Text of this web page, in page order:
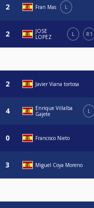
Fran Mas L
JOSE
LOPEZ
L R1
Javier Viana tortosa
Enrique Villalba
Gajete
L
Francisco Nieto
Miguel Coya Moreno